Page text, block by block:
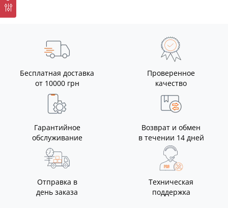
Бесплатная доставка
от 10000 грн
Проверенное
качество
Гарантийное
обслуживание
Возврат и обмен
в течении 14 дней
Отправка в
день заказа
Техническая
поддержка